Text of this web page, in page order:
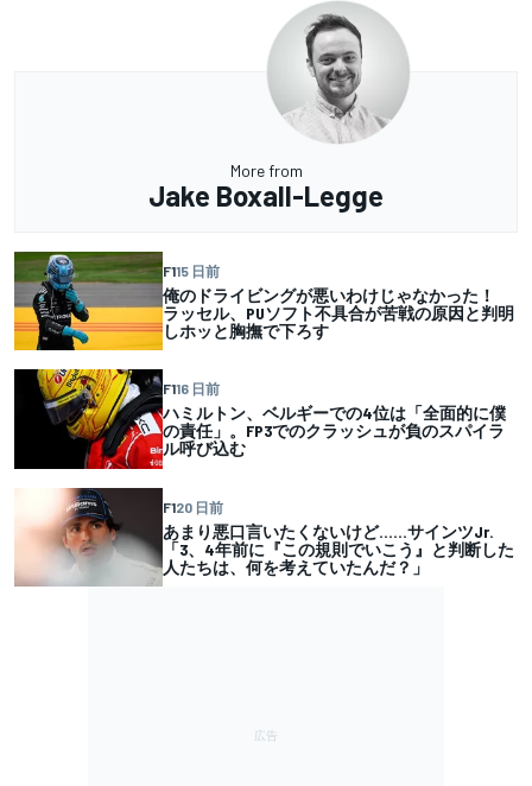
More from
Jake Boxall-Legge
F115 日前
俺のドライビングが悪いわけじゃなかった！
ラッセル、PUソフト不具合が苦戦の原因と判明
しホッと胸撫で下ろす
F116 日前
ハミルトン、ベルギーでの4位は「全面的に僕
の責任」。FP3でのクラッシュが負のスパイラ
ル呼び込む
F120 日前
あまり悪口言いたくないけど……サインツJr.
「3、4年前に『この規則でいこう』と判断した
人たちは、何を考えていたんだ？」